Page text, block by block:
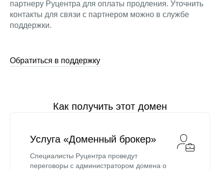
партнеру Руцентра для оплаты продления. Уточнить
контакты для связи с партнером можно в службе
поддержки.
Обратиться в поддержку
Как получить этот домен
Услуга «Доменный брокер»
Специалисты Руцентра проведут
переговоры с администратором домена о